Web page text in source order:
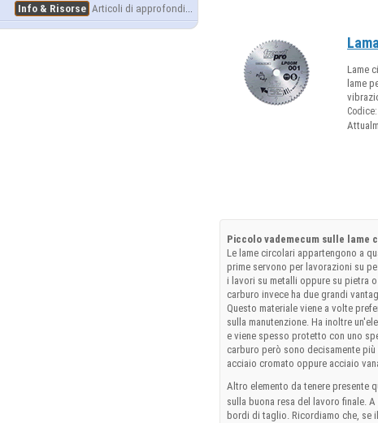
Info & Risorse Articoli di approfondimento
Lame
lame
Piccolo vademecum sulle lame
Le lame circolari appartengono a
prime servono per lavorazioni su
i lavori su metalli oppure su pietra
carburo invece ha due grandi
Questo materiale viene a volte
sulla manutenzione. Ha inoltre
e viene spesso protetto con uno
carburo però sono decisamente
acciaio cromato oppure acciaio
Altro elemento da tenere presente
sulla buona resa del lavoro finale.
bordi di taglio. Ricordiamo che,